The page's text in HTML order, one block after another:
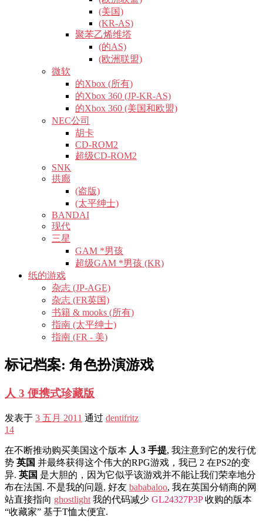
(美国)
(KR-AS)
聚苯乙烯维塔
(的AS)
(欧洲联盟)
微软
的Xbox (所有)
的Xbox 360 (JP-KR-AS)
的Xbox 360 (美国和欧盟)
NEC公司
胡卡
CD-ROM2
超级CD-ROM2
SNK
拱廊
(盗版)
(太平绅士)
BANDAI
现代
三星
GAM *男孩
超级GAM *男孩 (KR)
纸的游戏
杂志 (JP-AGE)
杂志 (FR英国)
书籍 & mooks (所有)
指南 (太平绅士)
指南 (FR - 美)
标记档案: 角色扮演游戏
人 3 便携式珍藏版
发表于 3 五月 2011 通过 dentifritz
14
在不断推动购买美国这个版本 人 3 手提, 我注意到它的发行优
势 英国 并最终获得这个伟大的RPG游戏，我已 2 在PS2的变
异. 英国 是大胆的，因为它似乎该游戏并不能让我们荣幸地分
布在法国. 不是我的问题, 好友 bababaloo, 我在英国分销商的网
站直接指向 ghostlight 我的代码减少 GL24327P3P收购的版本
“收藏家” 基于T恤太便宜.